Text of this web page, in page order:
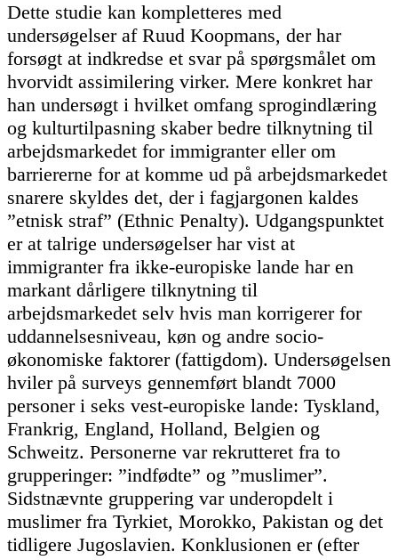
Dette studie kan kompletteres med
undersøgelser af Ruud Koopmans, der har
forsøgt at indkredse et svar på spørgsmålet om
hvorvidt assimilering virker. Mere konkret har
han undersøgt i hvilket omfang sprogindlæring
og kulturtilpasning skaber bedre tilknytning til
arbejdsmarkedet for immigranter eller om
barriererne for at komme ud på arbejdsmarkedet
snarere skyldes det, der i fagjargonen kaldes
”etnisk straf” (Ethnic Penalty). Udgangspunktet
er at talrige undersøgelser har vist at
immigranter fra ikke-europiske lande har en
markant dårligere tilknytning til
arbejdsmarkedet selv hvis man korrigerer for
uddannelsesniveau, køn og andre socio-
økonomiske faktorer (fattigdom). Undersøgelsen
hviler på surveys gennemført blandt 7000
personer i seks vest-europiske lande: Tyskland,
Frankrig, England, Holland, Belgien og
Schweitz. Personerne var rekrutteret fra to
grupperinger: ”indfødte” og ”muslimer”.
Sidstnævnte gruppering var underopdelt i
muslimer fra Tyrkiet, Morokko, Pakistan og det
tidligere Jugoslavien. Konklusionen er (efter